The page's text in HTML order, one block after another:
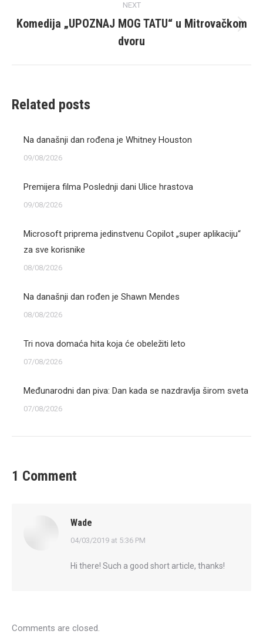
NEXT
Next
post:
Komedija „UPOZNAJ MOG TATU“ u Mitrovačkom
dvoru
Related posts
Na današnji dan rođena je Whitney Houston
09/08/2026
Premijera filma Poslednji dani Ulice hrastova
09/08/2026
Microsoft priprema jedinstvenu Copilot „super aplikaciju“
za sve korisnike
08/08/2026
Na današnji dan rođen je Shawn Mendes
08/08/2026
Tri nova domaća hita koja će obeležiti leto
07/08/2026
Međunarodni dan piva: Dan kada se nazdravlja širom sveta
07/08/2026
1 Comment
Wade
says:
04/03/2019 at 5:36 PM
Hi there! Such a good short article, thanks!
Comments are closed.